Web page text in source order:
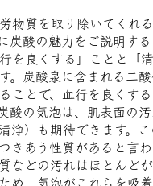
物質を取り除いてくれ
炭酸の魅力をご説明す
を良くする」ことと「
。炭酸泉に含まれる二
ことで、血行を良くす
酸の気泡は、肌表面の
浄）も期待できます。
きあう性質があると言
などの汚れはほとんど
め、気泡がこれらを吸